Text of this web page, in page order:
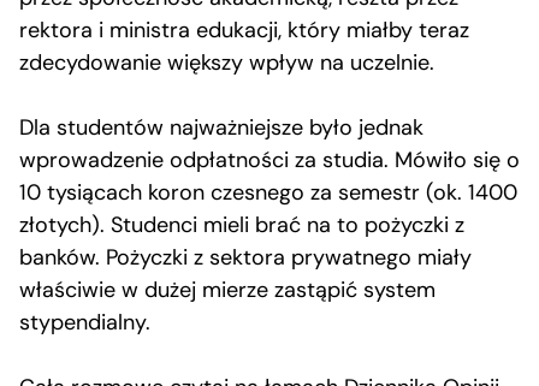
rektora i ministra edukacji, który miałby teraz
zdecydowanie większy wpływ na uczelnie.
Dla studentów najważniejsze było jednak
wprowadzenie odpłatności za studia. Mówiło się o
10 tysiącach koron czesnego za semestr (ok. 1400
złotych). Studenci mieli brać na to pożyczki z
banków. Pożyczki z sektora prywatnego miały
właściwie w dużej mierze zastąpić system
stypendialny.